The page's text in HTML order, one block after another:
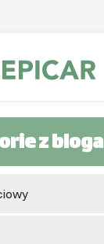
z bloga